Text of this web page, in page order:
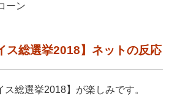
ーン
ス総選挙2018】ネットの反応
総選挙2018】が楽しみです。